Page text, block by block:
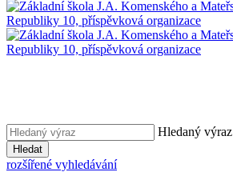
Hledaný výraz
Hledat
rozšířené vyhledávání